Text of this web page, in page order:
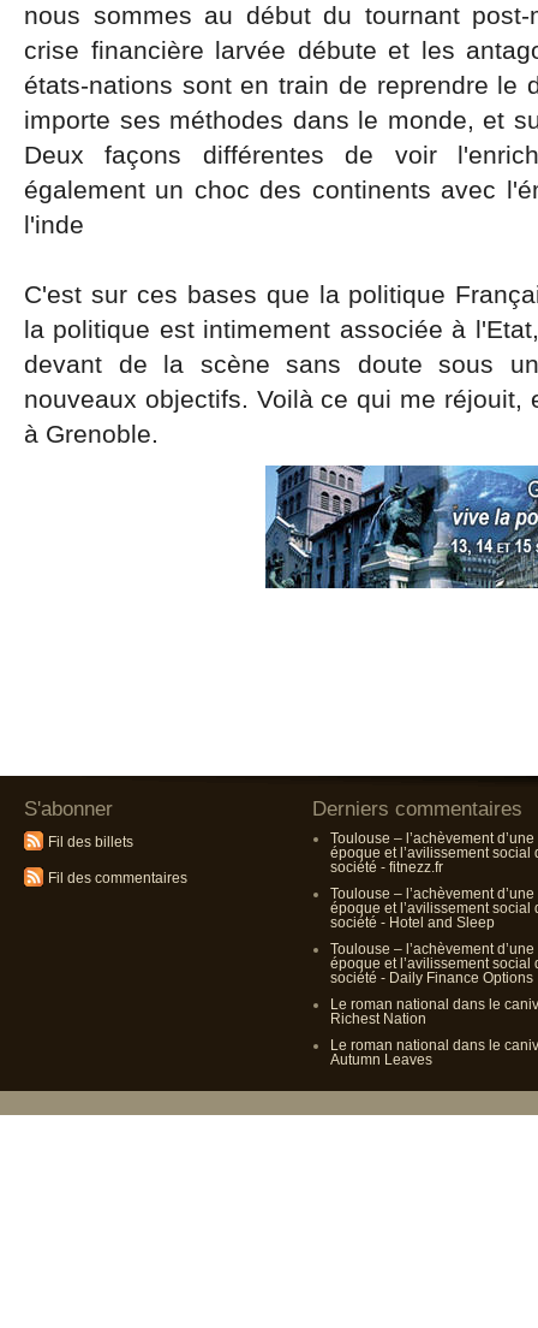
nous sommes au début du tournant
crise financière larvée débute et les
états-nations sont en train de reprendre le
importe ses méthodes dans le monde, et
Deux façons différentes de voir
également un choc des continents avec
l'inde
C'est sur ces bases que la politique
la politique est intimement associée à
devant de la scène sans doute sous
nouveaux objectifs. Voilà ce qui me réjouit,
à Grenoble.
S'abonner
Fil des billets
Fil des commentaires
Derniers commentaires
Toulouse – l’achèvement d’une
époque et l’avilissement social
société - fitnezz.fr
Toulouse – l’achèvement d’une
époque et l’avilissement social
société - Hotel and Sleep
Toulouse – l’achèvement d’une
époque et l’avilissement social
société - Daily Finance Options
Le roman national dans le
Richest Nation
Le roman national dans le
Autumn Leaves